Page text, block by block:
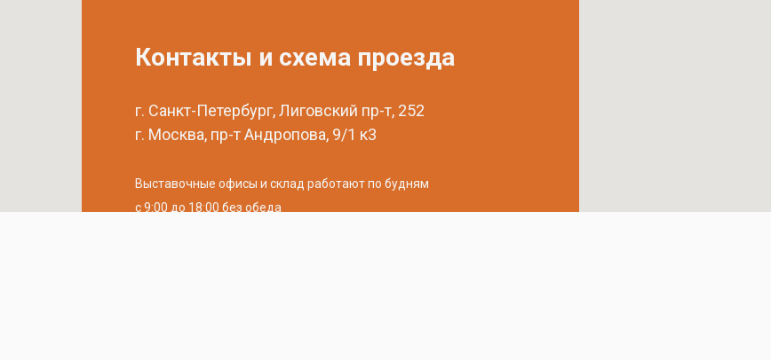
Контакты и схема проезда
г. Санкт-Петербург, Лиговский пр-т, 252
г. Москва, пр-т Андропова, 9/1 к3
Выставочные офисы и склад работают по будням
с 9:00 до 18:00 без обеда